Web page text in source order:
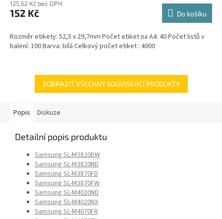
125,62 Kč bez DPH
152 Kč Do košíku
Rozměr etikety: 52,5 x 29,7mm Počet etiket na A4: 40 Počet listů v
balení: 100 Barva: bílá Celkový počet etiket : 4000
ZOBRAZIT VŠECHNY SOUVISEJÍCÍ PRODUKTY
Popis Diskuze
Detailní popis produktu
Samsung SL-M3820DW
Samsung SL-M3820ND
Samsung SL-M3870FD
Samsung SL-M3870FW
Samsung SL-M4020ND
Samsung SL-M4020NX
Samsung SL-M4070FR